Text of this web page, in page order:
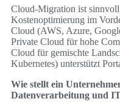
Cloud‑Migration ist
Kostenoptimierung im
Cloud (AWS, Azure,
Private Cloud für hohe
Cloud für gemischte
Kubernetes) unterstützt
Wie stellt ein
Datenverarbeitung und